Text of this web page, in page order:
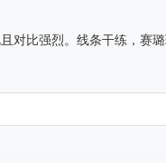
对比强烈。线条干练，赛